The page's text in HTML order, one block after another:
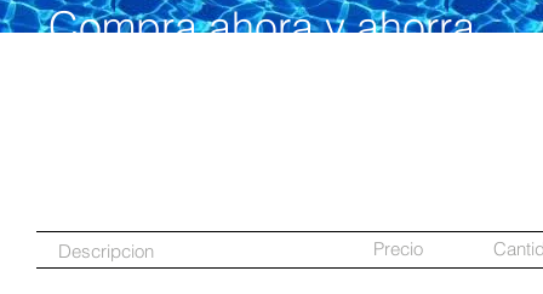
Descripcion Precio
Compra ahora y ahorra